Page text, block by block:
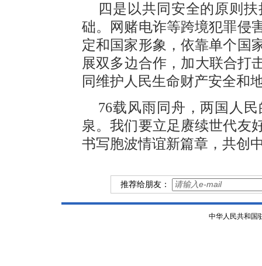
四是以共同安全的原则
础。网赌电诈等跨境犯罪侵
定和国家形象，依靠单个国
展双多边合作，加大联合打
同维护人民生命财产安全和
76载风雨同舟，两国人
泉。我们要立足赓续世代友
书写胞波情谊新篇章，共创
推荐给朋友：
中华人民共和国